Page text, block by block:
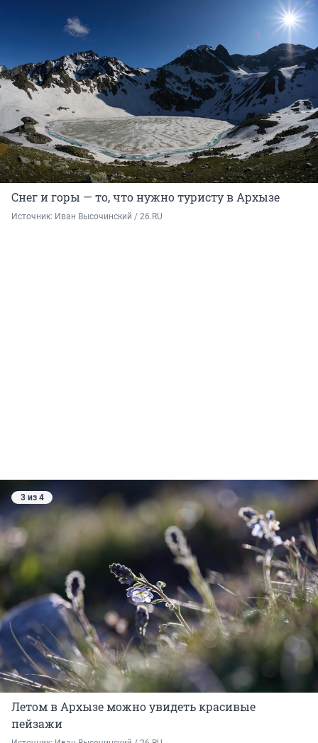
Снег и горы — то, что нужно туристу в Архызе
Источник: Иван Высочинский / 26.RU
3 из 4
Летом в Архызе можно увидеть красивые
пейзажи